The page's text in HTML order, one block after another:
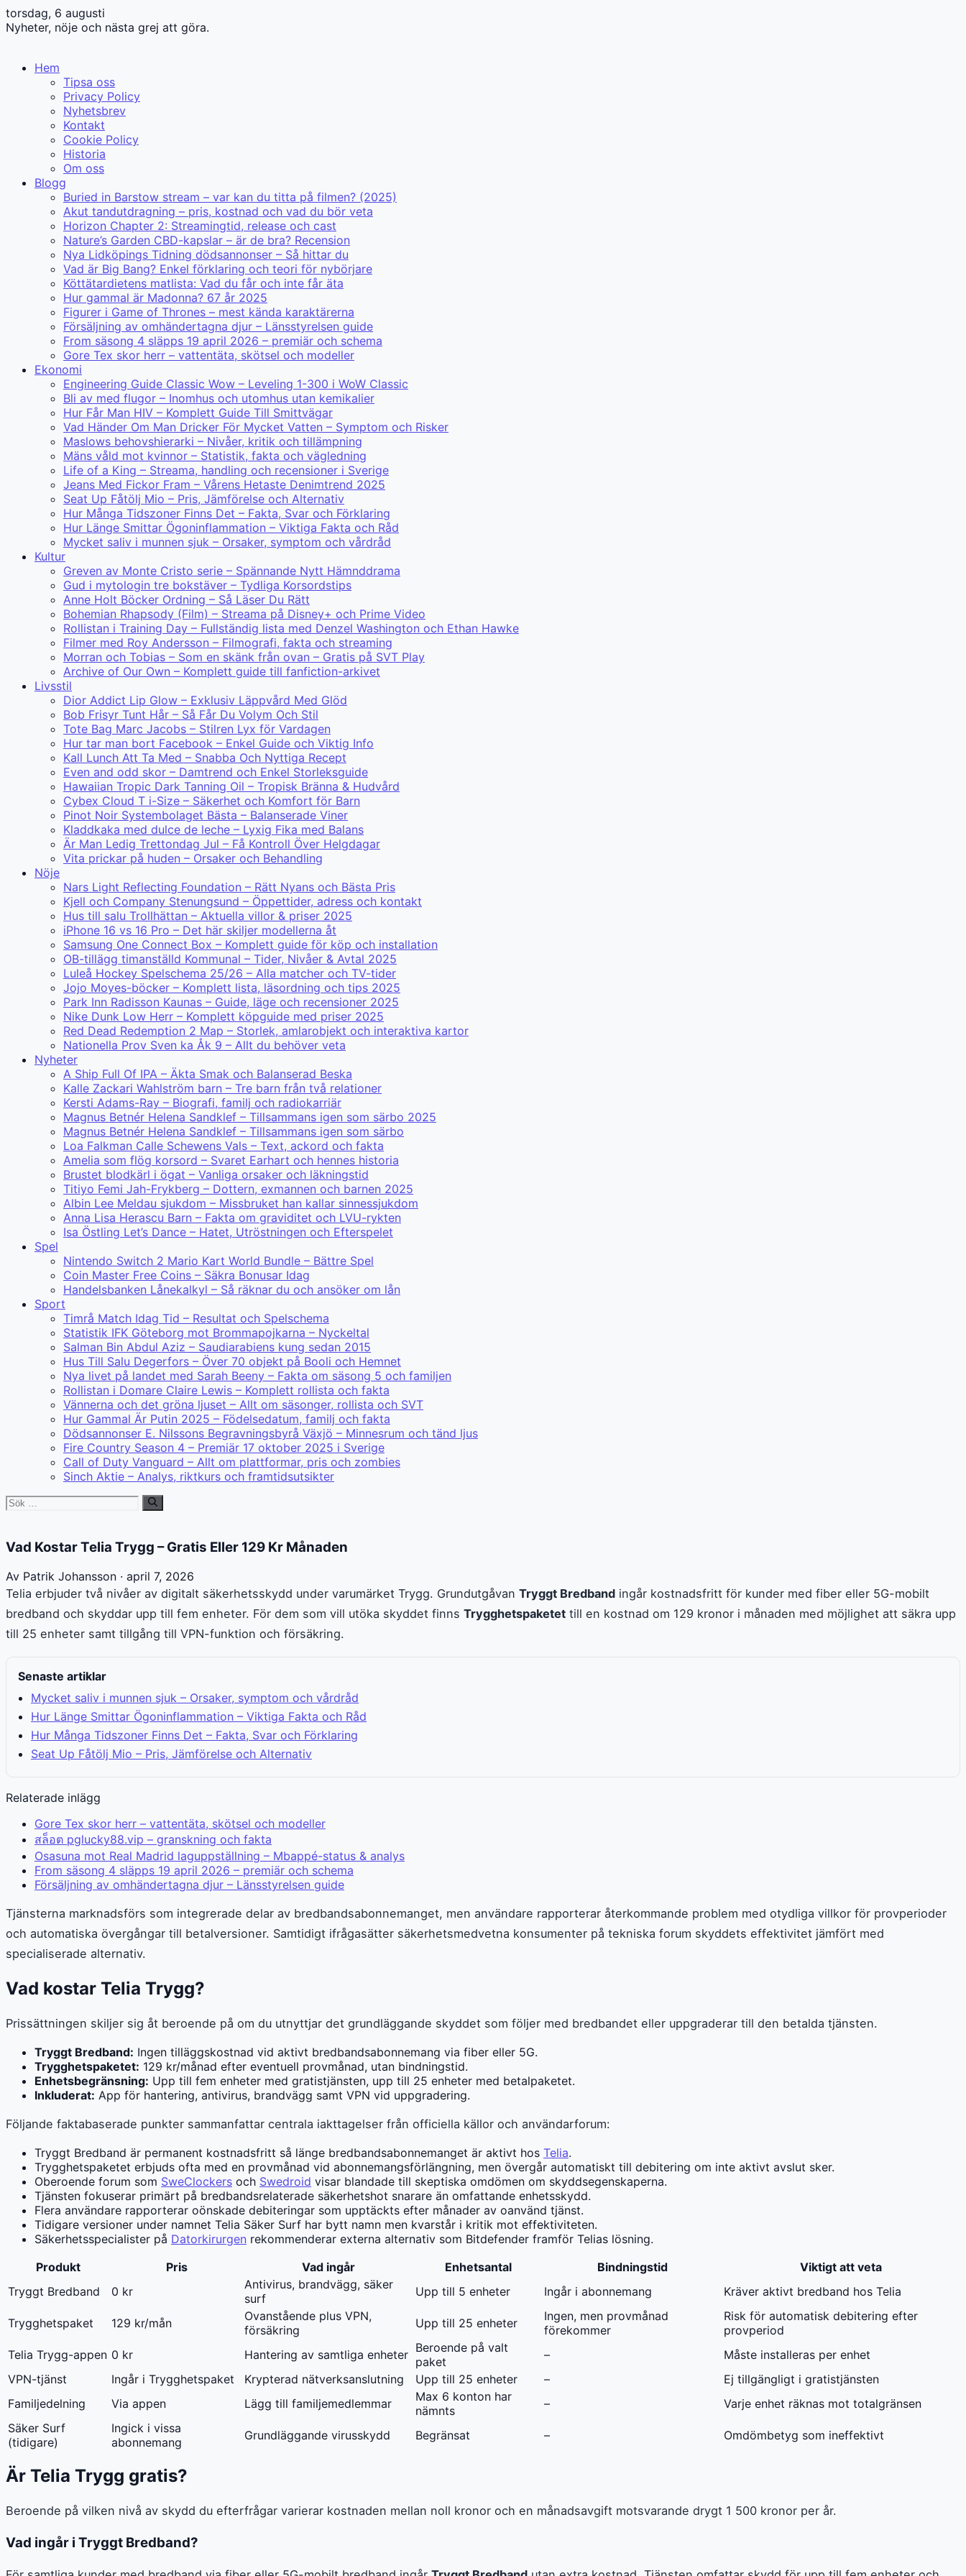
torsdag, 6 augusti
Nyheter, nöje och nästa grej att göra.
Hem
Tipsa oss
Privacy Policy
Nyhetsbrev
Kontakt
Cookie Policy
Historia
Om oss
Blogg
Buried in Barstow stream – var kan du titta på filmen? (2025)
Akut tandutdragning – pris, kostnad och vad du bör veta
Horizon Chapter 2: Streamingtid, release och cast
Nature’s Garden CBD-kapslar – är de bra? Recension
Nya Lidköpings Tidning dödsannonser – Så hittar du
Vad är Big Bang? Enkel förklaring och teori för nybörjare
Köttätardietens matlista: Vad du får och inte får äta
Hur gammal är Madonna? 67 år 2025
Figurer i Game of Thrones – mest kända karaktärerna
Försäljning av omhändertagna djur – Länsstyrelsen guide
From säsong 4 släpps 19 april 2026 – premiär och schema
Gore Tex skor herr – vattentäta, skötsel och modeller
Ekonomi
Engineering Guide Classic Wow – Leveling 1-300 i WoW Classic
Bli av med flugor – Inomhus och utomhus utan kemikalier
Hur Får Man HIV – Komplett Guide Till Smittvägar
Vad Händer Om Man Dricker För Mycket Vatten – Symptom och Risker
Maslows behovshierarki – Nivåer, kritik och tillämpning
Mäns våld mot kvinnor – Statistik, fakta och vägledning
Life of a King – Streama, handling och recensioner i Sverige
Jeans Med Fickor Fram – Vårens Hetaste Denimtrend 2025
Seat Up Fåtölj Mio – Pris, Jämförelse och Alternativ
Hur Många Tidszoner Finns Det – Fakta, Svar och Förklaring
Hur Länge Smittar Ögoninflammation – Viktiga Fakta och Råd
Mycket saliv i munnen sjuk – Orsaker, symptom och vårdråd
Kultur
Greven av Monte Cristo serie – Spännande Nytt Hämnddrama
Gud i mytologin tre bokstäver – Tydliga Korsordstips
Anne Holt Böcker Ordning – Så Läser Du Rätt
Bohemian Rhapsody (Film) – Streama på Disney+ och Prime Video
Rollistan i Training Day – Fullständig lista med Denzel Washington och Ethan Hawke
Filmer med Roy Andersson – Filmografi, fakta och streaming
Morran och Tobias – Som en skänk från ovan – Gratis på SVT Play
Archive of Our Own – Komplett guide till fanfiction-arkivet
Livsstil
Dior Addict Lip Glow – Exklusiv Läppvård Med Glöd
Bob Frisyr Tunt Hår – Så Får Du Volym Och Stil
Tote Bag Marc Jacobs – Stilren Lyx för Vardagen
Hur tar man bort Facebook – Enkel Guide och Viktig Info
Kall Lunch Att Ta Med – Snabba Och Nyttiga Recept
Even and odd skor – Damtrend och Enkel Storleksguide
Hawaiian Tropic Dark Tanning Oil – Tropisk Bränna & Hudvård
Cybex Cloud T i-Size – Säkerhet och Komfort för Barn
Pinot Noir Systembolaget Bästa – Balanserade Viner
Kladdkaka med dulce de leche – Lyxig Fika med Balans
Är Man Ledig Trettondag Jul – Få Kontroll Över Helgdagar
Vita prickar på huden – Orsaker och Behandling
Nöje
Nars Light Reflecting Foundation – Rätt Nyans och Bästa Pris
Kjell och Company Stenungsund – Öppettider, adress och kontakt
Hus till salu Trollhättan – Aktuella villor & priser 2025
iPhone 16 vs 16 Pro – Det här skiljer modellerna åt
Samsung One Connect Box – Komplett guide för köp och installation
OB-tillägg timanställd Kommunal – Tider, Nivåer & Avtal 2025
Luleå Hockey Spelschema 25/26 – Alla matcher och TV-tider
Jojo Moyes-böcker – Komplett lista, läsordning och tips 2025
Park Inn Radisson Kaunas – Guide, läge och recensioner 2025
Nike Dunk Low Herr – Komplett köpguide med priser 2025
Red Dead Redemption 2 Map – Storlek, amlarobjekt och interaktiva kartor
Nationella Prov Sven ka Åk 9 – Allt du behöver veta
Nyheter
A Ship Full Of IPA – Äkta Smak och Balanserad Beska
Kalle Zackari Wahlström barn – Tre barn från två relationer
Kersti Adams-Ray – Biografi, familj och radiokarriär
Magnus Betnér Helena Sandklef – Tillsammans igen som särbo 2025
Magnus Betnér Helena Sandklef – Tillsammans igen som särbo
Loa Falkman Calle Schewens Vals – Text, ackord och fakta
Amelia som flög korsord – Svaret Earhart och hennes historia
Brustet blodkärl i ögat – Vanliga orsaker och läkningstid
Titiyo Femi Jah-Frykberg – Dottern, exmannen och barnen 2025
Albin Lee Meldau sjukdom – Missbruket han kallar sinnessjukdom
Anna Lisa Herascu Barn – Fakta om graviditet och LVU-rykten
Isa Östling Let’s Dance – Hatet, Utröstningen och Efterspelet
Spel
Nintendo Switch 2 Mario Kart World Bundle – Bättre Spel
Coin Master Free Coins – Säkra Bonusar Idag
Handelsbanken Lånekalkyl – Så räknar du och ansöker om lån
Sport
Timrå Match Idag Tid – Resultat och Spelschema
Statistik IFK Göteborg mot Brommapojkarna – Nyckeltal
Salman Bin Abdul Aziz – Saudiarabiens kung sedan 2015
Hus Till Salu Degerfors – Över 70 objekt på Booli och Hemnet
Nya livet på landet med Sarah Beeny – Fakta om säsong 5 och familjen
Rollistan i Domare Claire Lewis – Komplett rollista och fakta
Vännerna och det gröna ljuset – Allt om säsonger, rollista och SVT
Hur Gammal Är Putin 2025 – Födelsedatum, familj och fakta
Dödsannonser E. Nilssons Begravningsbyrå Växjö – Minnesrum och tänd ljus
Fire Country Season 4 – Premiär 17 oktober 2025 i Sverige
Call of Duty Vanguard – Allt om plattformar, pris och zombies
Sinch Aktie – Analys, riktkurs och framtidsutsikter
Sök
Vad Kostar Telia Trygg – Gratis Eller 129 Kr Månaden
Av Patrik Johansson · april 7, 2026
Telia erbjuder två nivåer av digitalt säkerhetsskydd under varumärket Trygg. Grundutgåvan Tryggt Bredband ingår kostnadsfritt för kunder med fiber eller 5G-mobilt
bredband och skyddar upp till fem enheter. För dem som vill utöka skyddet finns Trygghetspaketet till en kostnad om 129 kronor i månaden med möjlighet att säkra upp
till 25 enheter samt tillgång till VPN-funktion och försäkring.
Senaste artiklar
Mycket saliv i munnen sjuk – Orsaker, symptom och vårdråd
Hur Länge Smittar Ögoninflammation – Viktiga Fakta och Råd
Hur Många Tidszoner Finns Det – Fakta, Svar och Förklaring
Seat Up Fåtölj Mio – Pris, Jämförelse och Alternativ
Relaterade inlägg
Gore Tex skor herr – vattentäta, skötsel och modeller
สล็อต pglucky88.vip – granskning och fakta
Osasuna mot Real Madrid laguppställning – Mbappé-status & analys
From säsong 4 släpps 19 april 2026 – premiär och schema
Försäljning av omhändertagna djur – Länsstyrelsen guide
Tjänsterna marknadsförs som integrerade delar av bredbandsabonnemanget, men användare rapporterar återkommande problem med otydliga villkor för provperioder
och automatiska övergångar till betalversioner. Samtidigt ifrågasätter säkerhetsmedvetna konsumenter på tekniska forum skyddets effektivitet jämfört med
specialiserade alternativ.
Vad kostar Telia Trygg?
Prissättningen skiljer sig åt beroende på om du utnyttjar det grundläggande skyddet som följer med bredbandet eller uppgraderar till den betalda tjänsten.
Tryggt Bredband: Ingen tilläggskostnad vid aktivt bredbandsabonnemang via fiber eller 5G.
Trygghetspaketet: 129 kr/månad efter eventuell provmånad, utan bindningstid.
Enhetsbegränsning: Upp till fem enheter med gratistjänsten, upp till 25 enheter med betalpaketet.
Inkluderat: App för hantering, antivirus, brandvägg samt VPN vid uppgradering.
Följande faktabaserade punkter sammanfattar centrala iakttagelser från officiella källor och användarforum:
Tryggt Bredband är permanent kostnadsfritt så länge bredbandsabonnemanget är aktivt hos Telia.
Trygghetspaketet erbjuds ofta med en provmånad vid abonnemangsförlängning, men övergår automatiskt till debitering om inte aktivt avslut sker.
Oberoende forum som SweClockers och Swedroid visar blandade till skeptiska omdömen om skyddsegenskaperna.
Tjänsten fokuserar primärt på bredbandsrelaterade säkerhetshot snarare än omfattande enhetsskydd.
Flera användare rapporterar oönskade debiteringar som upptäckts efter månader av oanvänd tjänst.
Tidigare versioner under namnet Telia Säker Surf har bytt namn men kvarstår i kritik mot effektiviteten.
Säkerhetsspecialister på Datorkirurgen rekommenderar externa alternativ som Bitdefender framför Telias lösning.
Produkt
Pris Vad ingår Enhetsantal Bindningstid
Viktigt att veta
Tryggt Bredband
0 kr
Antivirus, brandvägg, säker
surf
Upp till 5 enheter Ingår i abonnemang Kräver aktivt bredband hos Telia
Trygghetspaket 129 kr/mån
Ovanstående plus VPN,
försäkring
Upp till 25 enheter
Ingen, men provmånad
förekommer
Risk för automatisk debitering efter
provperiod
Telia Trygg-appen 0 kr Hantering av samtliga enheter Beroende på valt
paket
–
Måste installeras per enhet
VPN-tjänst
Ingår i Trygghetspaket Krypterad nätverksanslutning Upp till 25 enheter –
Ej tillgängligt i gratistjänsten
Familjedelning
Via appen Lägg till familjemedlemmar
Max 6 konton har
nämnts
–
Varje enhet räknas mot totalgränsen
Säker Surf
(tidigare)
Ingick i vissa
abonnemang
Grundläggande virusskydd Begränsat – Omdömbetyg som ineffektivt
Är Telia Trygg gratis?
Beroende på vilken nivå av skydd du efterfrågar varierar kostnaden mellan noll kronor och en månadsavgift motsvarande drygt 1 500 kronor per år.
Vad ingår i Tryggt Bredband?